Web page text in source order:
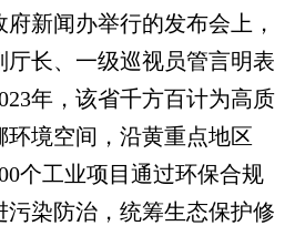
新闻办举行的发布会上，
厅长、一级巡视员管言明表
年，该省千方百计为高质
境空间，沿黄重点地区
个工业项目通过环保合规
染防治，统筹生态保护修